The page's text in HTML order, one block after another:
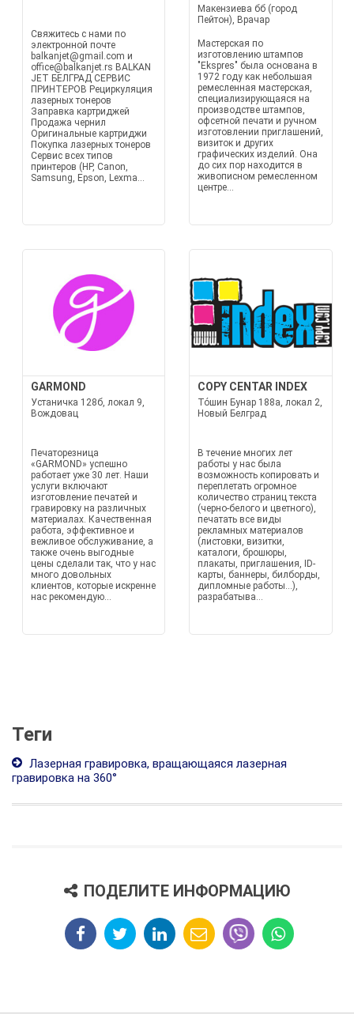
Свяжитесь с нами по
электронной почте
balkanjet@gmail.com и
office@balkanjet.rs BALKAN
JET БЕЛГРАД СЕРВИС
ПРИНТЕРОВ Рециркуляция
лазерных тонеров
Заправка картриджей
Продажа чернил
Оригинальные картриджи
Покупка лазерных тонеров
Сервис всех типов
принтеров (HP, Canon,
Samsung, Epson, Lexma...
Макензиева бб (город
Пейтон), Врачар
Мастерская по
изготовлению штампов
"Ekspres" была основана в
1972 году как небольшая
ремесленная мастерская,
специализирующаяся на
производстве штампов,
офсетной печати и ручном
изготовлении приглашений,
визиток и других
графических изделий. Она
до сих пор находится в
живописном ремесленном
центре...
GARMOND
Устаничка 128б, локал 9,
Вождовац
Печаторезница
«GARMOND» успешно
работает уже 30 лет. Наши
услуги включают
изготовление печатей и
гравировку на различных
материалах. Качественная
работа, эффективное и
вежливое обслуживание, а
также очень выгодные
цены сделали так, что у нас
много довольных
клиентов, которые искренне
нас рекомендую...
COPY CENTAR INDEX
То́шин Бунар 188a, локал 2,
Новый Белград
В течение многих лет
работы у нас была
возможность копировать и
переплетать огромное
количество страниц текста
(черно-белого и цветного),
печатать все виды
рекламных материалов
(листовки, визитки,
каталоги, брошюры,
плакаты, приглашения, ID-
карты, баннеры, билборды,
дипломные работы...),
разрабатыва...
Теги
Лазерная гравировка, вращающаяся лазерная
гравировка на 360°
ПОДЕЛИТЕ ИНФОРМАЦИЮ